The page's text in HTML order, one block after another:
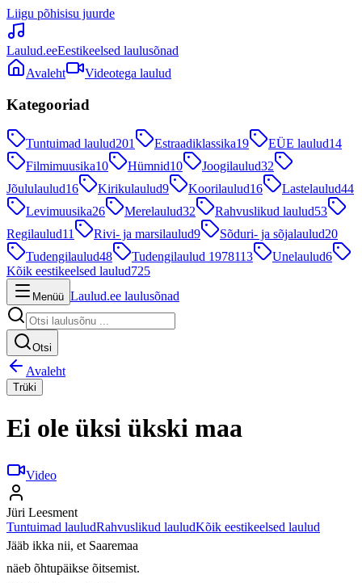
Liigu põhisisu juurde
Laulud.eeEestikeelsed laulusõnad
Avaleht
Videotega laulud
Kategooriad
Tuntuimad laulud201 Estraadiklassika19 EÜE laulud14
Filmimuusika10 Hümnid10 Joogilaulud32
Jõululaulud16 Kirikulaulud9 Koorilaulud16 Lastelaulud44
Levimuusika26 Merelaulud32 Rahvuslikud laulud53
Regilaulud11 Rivi- ja marsilaulud9 Sõduri- ja sõjalaulud20
Tudengilaulud48 Tudengilaulud 1978113 Unelaulud6
Kõik eestikeelsed laulud725
Menüü Laulud.ee laulusõnad
Otsi
Avaleht
Trüki
Ei ole üksi ükski maa
Video
Jüri Leesment
Tuntuimad lauludRahvuslikud lauludKõik eestikeelsed laulud
Jääb ikka nii, et Saaremaa
näeb õhtupäikse õitsemist.